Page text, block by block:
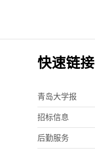
快速链接
青岛大学报
招标信息
后勤服务